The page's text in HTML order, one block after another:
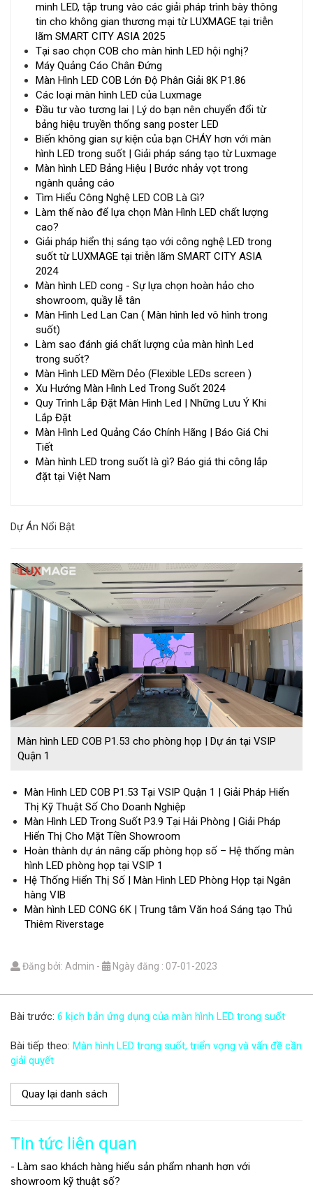
minh LED, tập trung vào các giải pháp trình bày thông
tin cho không gian thương mại từ LUXMAGE tại triễn
lãm SMART CITY ASIA 2025
Tại sao chọn COB cho màn hình LED hội nghị?
Máy Quảng Cáo Chân Đứng
Màn Hình LED COB Lớn Độ Phân Giải 8K P1.86
Các loại màn hình LED của Luxmage
Đầu tư vào tương lai | Lý do bạn nên chuyển đổi từ
bảng hiệu truyền thống sang poster LED
Biến không gian sự kiện của bạn CHÁY hơn với màn
hình LED trong suốt | Giải pháp sáng tạo từ Luxmage
Màn hình LED Bảng Hiệu | Bước nhảy vọt trong
ngành quảng cáo
Tìm Hiểu Công Nghệ LED COB Là Gì?
Làm thế nào để lựa chọn Màn Hình LED chất lượng
cao?
Giải pháp hiển thị sáng tạo với công nghệ LED trong
suốt từ LUXMAGE tại triễn lãm SMART CITY ASIA
2024
Màn hình LED cong - Sự lựa chọn hoàn hảo cho
showroom, quầy lễ tân
Màn Hình Led Lan Can ( Màn hình led vô hình trong
suốt)
Làm sao đánh giá chất lượng của màn hình Led
trong suốt?
Màn Hình LED Mềm Dẻo (Flexible LEDs screen )
Xu Hướng Màn Hình Led Trong Suốt 2024
Quy Trình Lắp Đặt Màn Hình Led | Những Lưu Ý Khi
Lắp Đặt
Màn Hình Led Quảng Cáo Chính Hãng | Báo Giá Chi
Tiết
Màn hình LED trong suốt là gì? Báo giá thi công lắp
đặt tại Việt Nam
Dự Án Nổi Bật
Màn hình LED COB P1.53 cho phòng họp | Dự án tại VSIP
Quận 1
Màn Hình LED COB P1.53 Tại VSIP Quận 1 | Giải Pháp Hiển
Thị Kỹ Thuật Số Cho Doanh Nghiệp
Màn Hình LED Trong Suốt P3.9 Tại Hải Phòng | Giải Pháp
Hiển Thị Cho Mặt Tiền Showroom
Hoàn thành dự án nâng cấp phòng họp số – Hệ thống màn
hình LED phòng họp tại VSIP 1
Hệ Thống Hiển Thị Số | Màn Hình LED Phòng Họp tại Ngân
hàng VIB
Màn hình LED CONG 6K | Trung tâm Văn hoá Sáng tạo Thủ
Thiêm Riverstage
Đăng bởi: Admin - Ngày đăng : 07-01-2023
Bài trước: 6 kịch bản ứng dụng của màn hình LED trong suốt
Bài tiếp theo: Màn hình LED trong suốt, triển vọng và vấn đề cần
giải quyết
Quay lại danh sách
Tin tức liên quan
- Làm sao khách hàng hiểu sản phẩm nhanh hơn với
showroom kỹ thuật số?